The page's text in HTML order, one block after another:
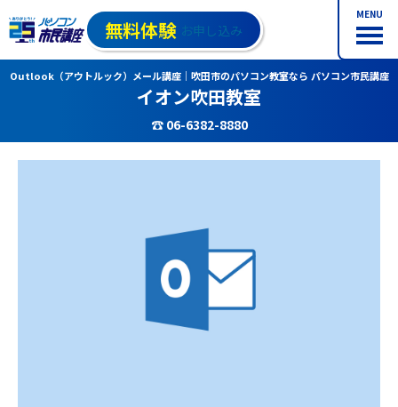
MENU
無料体験 お申し込み
Outlook（アウトルック）メール講座｜吹田市のパソコン教室なら パソコン市民講座
イオン吹田教室
☎ 06-6382-8880